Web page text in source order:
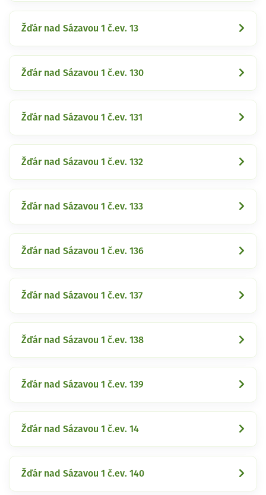
Žďár nad Sázavou 1 č.ev. 13
Žďár nad Sázavou 1 č.ev. 130
Žďár nad Sázavou 1 č.ev. 131
Žďár nad Sázavou 1 č.ev. 132
Žďár nad Sázavou 1 č.ev. 133
Žďár nad Sázavou 1 č.ev. 136
Žďár nad Sázavou 1 č.ev. 137
Žďár nad Sázavou 1 č.ev. 138
Žďár nad Sázavou 1 č.ev. 139
Žďár nad Sázavou 1 č.ev. 14
Žďár nad Sázavou 1 č.ev. 140